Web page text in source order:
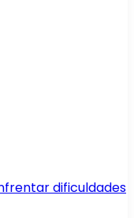
dificuldades